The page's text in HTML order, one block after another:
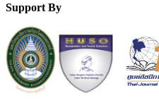
Support By